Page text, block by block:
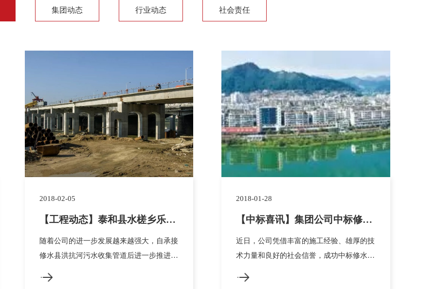
集团动态 行业动态 社会责任
2018-02-05
【工程动态】泰和县水槎乡乐群
随着公司的进一步发展越来越强大，自承接
修水县洪抗河污水收集管道后进一步推进合
建设工程，总资金达到几千万元，项目于
2018-01-28
【中标喜讯】集团公司中标修水
近日，公司凭借丰富的施工经验、雄厚的技
术力量和良好的社会信誉，成功中标修水县
位于修水县洪坑河，包括新建污水提升泵站